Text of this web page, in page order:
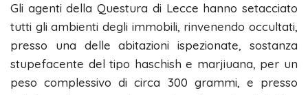
Gli agenti della Questura di Lecce hanno setacciato
tutti gli ambienti degli immobili, rinvenendo occultati,
presso una delle abitazioni ispezionate, sostanza
stupefacente del tipo haschish e marjiuana, per un
peso complessivo di circa 300 grammi, e presso